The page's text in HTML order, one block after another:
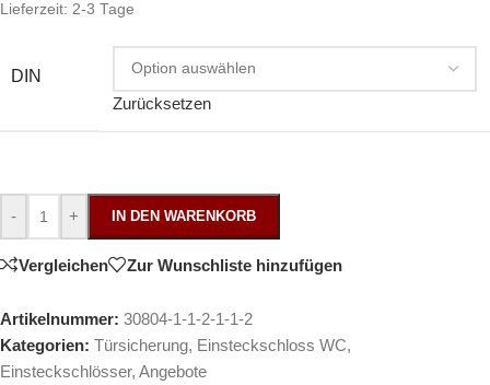
Lieferzeit: 2-3 Tage
DIN
Zurücksetzen
- + IN DEN WARENKORB
Vergleichen Zur Wunschliste hinzufügen
Artikelnummer: 30804-1-1-2-1-1-2
Kategorien: Türsicherung, Einsteckschloss WC,
Einsteckschlösser, Angebote